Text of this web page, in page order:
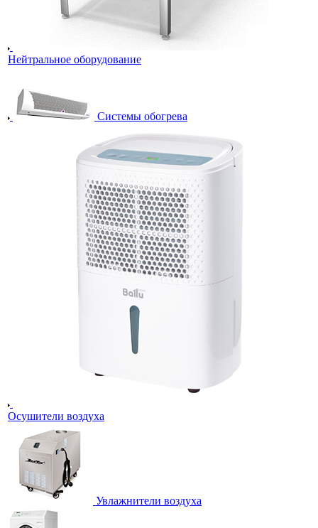
Нейтральное оборудование
Системы обогрева
Осушители воздуха
Увлажнители воздуха